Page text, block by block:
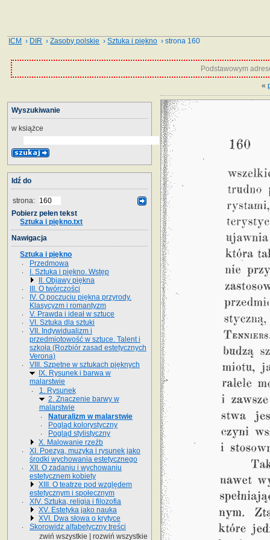
ICM › DIR ›Zasoby polskie ›Sztuka i piękno › strona 160
Podstawowym
«
Wyszukiwanie
w książce
Idź do
strona:
Pobierz pełen tekst
Sztuka i piękno.txt
Nawigacja
Sztuka i piękno
Przedmowa
I. Sztuka i piękno. Wstęp
II. Objawy piękna
III. O twórczości
IV. O poczuciu piękna przyrody.
Klasycyzm i romantyzm
V. Prawda i ideał w sztuce
VI. Sztuka dla sztuki
VII. Indywidualizm i
przedmiotowość w sztuce. Talent i
szkoła (Rozbiór zasad estetycznych
Verona)
VIII. Szpetne w sztukach pięknych
IX. Rysunek i barwa w
malarstwie
1. Rysunek
2. Znaczenie barwy w
malarstwie
Naturalizm w malarstwie
Pogląd kolorystyczny
Pogląd stylistyczny
X. Malowanie rzeźb
XI. Poezya, muzyka i rysunek jako
środki wychowania estetycznego
XII. O zadaniu i wychowaniu
estetycznem kobiety
XIII. O teatrze pod względem
estetycznym i społecznym
XIV. Sztuka, religia i filozofia
XV. Estetyka jako nauka
XVI. Dwa słowa o krytyce
Skorowidz alfabetyczny treści
zwiń wszystkie | rozwiń wszystkie